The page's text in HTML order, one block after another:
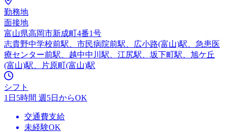
勤務地
面接地
富山県高岡市新成町4番1号
志貴野中学校前駅、市民病院前駅、広小路(富山)駅、急患医
療センター前駅、越中中川駅、江尻駅、坂下町駅、旭ケ丘
(富山)駅、片原町(富山)駅
シフト
1日5時間 週5日からOK
交通費支給
未経験OK